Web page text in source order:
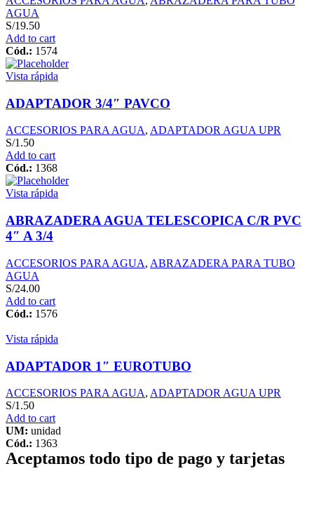
AGUA
S/19.50
Add to cart
Cód.: 1574
Vista rápida
ADAPTADOR 3/4″ PAVCO
ACCESORIOS PARA AGUA, ADAPTADOR AGUA UPR
S/1.50
Add to cart
Cód.: 1368
Vista rápida
ABRAZADERA AGUA TELESCOPICA C/R PVC
4″ A 3/4
ACCESORIOS PARA AGUA, ABRAZADERA PARA TUBO
AGUA
S/24.00
Add to cart
Cód.: 1576
Vista rápida
ADAPTADOR 1″ EUROTUBO
ACCESORIOS PARA AGUA, ADAPTADOR AGUA UPR
S/1.50
Add to cart
UM: unidad
Cód.: 1363
Aceptamos todo tipo de pago y tarjetas